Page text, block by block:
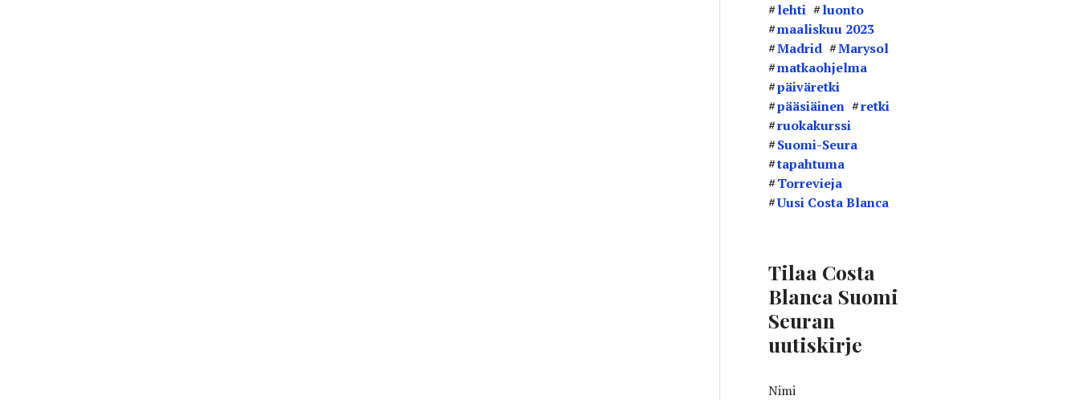
lehti
luonto
maaliskuu 2023
Madrid
Marysol
matkaohjelma
päiväretki
pääsiäinen
retki
ruokakurssi
Suomi-Seura
tapahtuma
Torrevieja
Uusi Costa Blanca
Tilaa Costa
Blanca Suomi
Seuran
uutiskirje
Nimi